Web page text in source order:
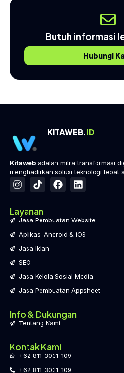
Butuh informasi
Hubungi
KITAWEB.ID
Kitaweb adalah mitra transformasi
menghadirkan solusi teknologi tepat
Layanan
Jasa Pembuatan Website
Aplikasi Android & iOS
Jasa Iklan
SEO
Jasa Kelola Sosial Media
Jasa Pembuatan Appsheet
Info & Dukungan
Tentang Kami
Kontak Kami
+62 811-3031-109
+62 811-3031-109